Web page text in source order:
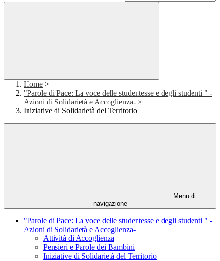
Home >
"Parole di Pace: La voce delle studentesse e degli studenti " -
Azioni di Solidarietà e Accoglienza- >
Iniziative di Solidarietà del Territorio
Menu di
navigazione
"Parole di Pace: La voce delle studentesse e degli studenti " -
Azioni di Solidarietà e Accoglienza-
Attività di Accoglienza
Pensieri e Parole dei Bambini
Iniziative di Solidarietà del Territorio